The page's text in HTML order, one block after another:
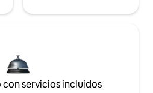
servicios incluidos